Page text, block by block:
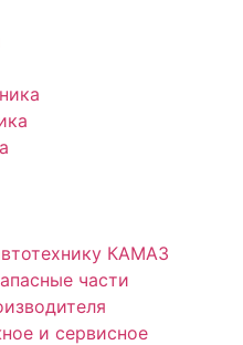
КАМАЗ
части
и сервисное